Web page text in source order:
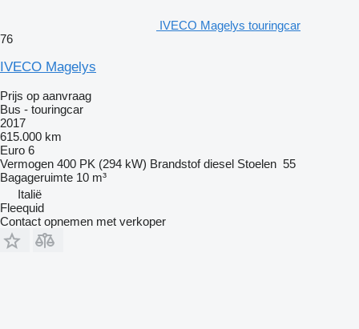
IVECO Magelys touringcar
76
IVECO Magelys
Prijs op aanvraag
Bus - touringcar
2017
615.000 km
Euro 6
Vermogen 400 PK (294 kW) Brandstof diesel Stoelen 55
Bagageruimte 10 m³
Italië
Fleequid
Contact opnemen met verkoper